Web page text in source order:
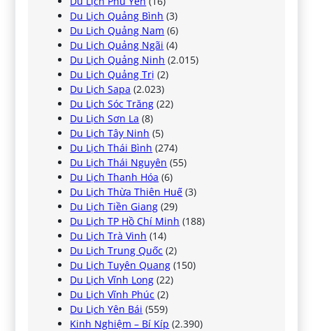
Du Lịch Quảng Bình (3)
Du Lịch Quảng Nam (6)
Du Lịch Quảng Ngãi (4)
Du Lịch Quảng Ninh (2.015)
Du Lịch Quảng Trị (2)
Du Lịch Sapa (2.023)
Du Lịch Sóc Trăng (22)
Du Lịch Sơn La (8)
Du Lịch Tây Ninh (5)
Du Lịch Thái Bình (274)
Du Lịch Thái Nguyên (55)
Du Lịch Thanh Hóa (6)
Du Lịch Thừa Thiên Huế (3)
Du Lịch Tiền Giang (29)
Du Lịch TP Hồ Chí Minh (188)
Du Lịch Trà Vinh (14)
Du Lịch Trung Quốc (2)
Du Lịch Tuyên Quang (150)
Du Lịch Vĩnh Long (22)
Du Lịch Vĩnh Phúc (2)
Du Lịch Yên Bái (559)
Kinh Nghiệm – Bí Kíp (2.390)